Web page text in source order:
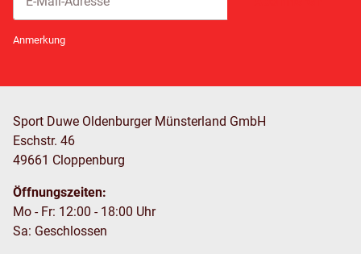
Anmerkung
Sport Duwe Oldenburger Münsterland GmbH
Eschstr. 46
49661 Cloppenburg
Öffnungszeiten:
Mo - Fr: 12:00 - 18:00 Uhr
Sa: Geschlossen